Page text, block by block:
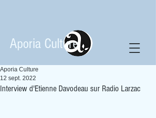
Aporia Culture
Interview d'Etienne Davodeau sur Radio Larzac
Aporia Culture
12 sept. 2022